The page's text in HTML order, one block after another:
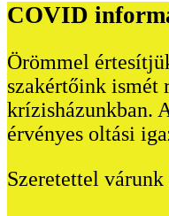
COVID
Örömmel
szakértőink ismét
krízisházunkban.
érvényes oltási
Szeretettel